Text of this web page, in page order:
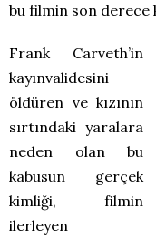
bu filmin son derece
Frank Carveth’in
kayınvalidesini
öldüren ve kızının
sırtındaki yaralara
neden olan bu
kabusun gerçek
kimliği, filmin
ilerleyen